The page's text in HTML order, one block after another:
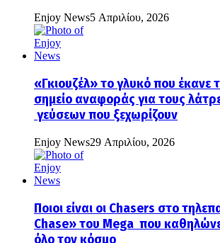
Enjoy News5 Απριλίου, 2026
«Γκιουζέλ» το γλυκό που έκανε
σημείο αναφοράς για τους
γεύσεων που ξεχωρίζουν
Enjoy News29 Απριλίου, 2026
Ποιοι είναι οι Chasers στο
Chase» του Mega που
όλο τον κόσμο